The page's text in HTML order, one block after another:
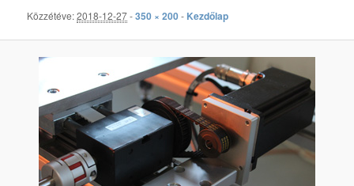
Közzétéve:2018-12-27-350 × 200- Kezdőlap